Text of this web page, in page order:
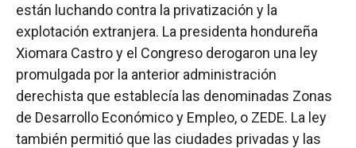
están luchando contra la privatización y la
explotación extranjera. La presidenta hondureña
Xiomara Castro y el Congreso derogaron una ley
promulgada por la anterior administración
derechista que establecía las denominadas Zonas
de Desarrollo Económico y Empleo, o ZEDE. La ley
también permitió que las ciudades privadas y las